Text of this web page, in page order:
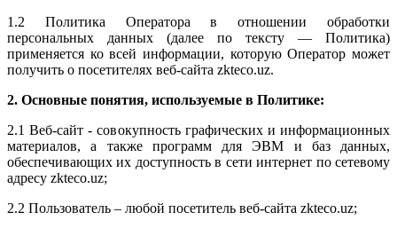
1.2 Политика Оператора в отношении обработки
персональных данных (далее по тексту — Политика)
применяется ко всей информации, которую Оператор может
получить о посетителях веб-сайта zkteco.uz.
2. Основные понятия, используемые в Политике:
2.1 Веб-сайт - совокупность графических и информационных
материалов, а также программ для ЭВМ и баз данных,
обеспечивающих их доступность в сети интернет по сетевому
адресу zkteco.uz;
2.2 Пользователь – любой посетитель веб-сайта zkteco.uz;